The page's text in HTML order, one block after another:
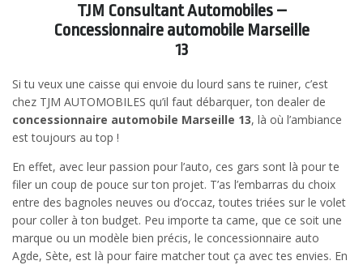
TJM Consultant Automobiles –
Concessionnaire automobile Marseille
13
Si tu veux une caisse qui envoie du lourd sans te ruiner, c’est
chez TJM AUTOMOBILES qu’il faut débarquer, ton dealer de
concessionnaire automobile Marseille 13, là où l’ambiance
est toujours au top !
En effet, avec leur passion pour l’auto, ces gars sont là pour te
filer un coup de pouce sur ton projet. T’as l’embarras du choix
entre des bagnoles neuves ou d’occaz, toutes triées sur le volet
pour coller à ton budget. Peu importe ta came, que ce soit une
marque ou un modèle bien précis, le concessionnaire auto
Agde, Sète, est là pour faire matcher tout ça avec tes envies. En